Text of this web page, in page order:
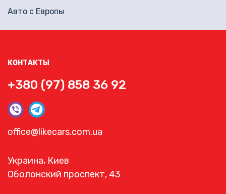
КОНТАКТЫ
+380 (97) 858 36 92
office@likecars.com.ua
Украина, Киев
Оболонский проспект, 43
Авто с Европы